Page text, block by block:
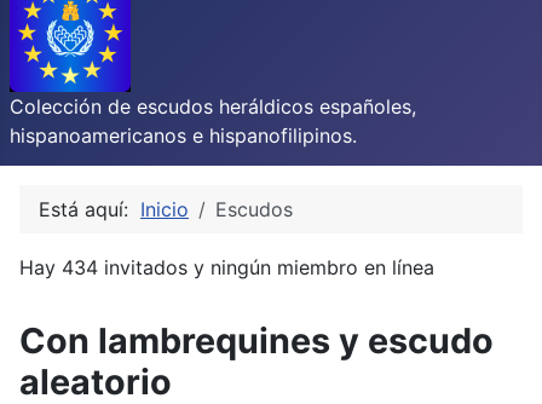
Colección de escudos heráldicos españoles,
hispanoamericanos e hispanofilipinos.
Está aquí: Inicio Escudos
Hay 434 invitados y ningún miembro en línea
Con lambrequines y escudo
aleatorio